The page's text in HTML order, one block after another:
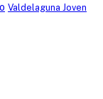
Valdelaguna Joven